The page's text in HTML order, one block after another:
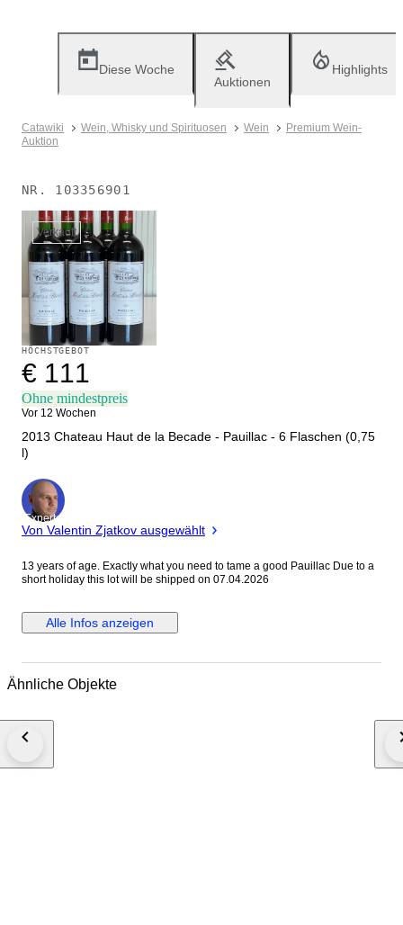
Diese Woche
Auktionen
Highlights
Catawiki Wein, Whisky und Spirituosen Wein
Premium Wein-
Auktion
NR. 103356901
Verkauft
HÖCHSTGEBOT
€ 111
Ohne mindestpreis
Vor 12 Wochen
2013 Chateau Haut de la Becade - Pauillac - 6 Flaschen (0,75
l)
Experte
Von Valentin Zjatkov ausgewählt
13 years of age. Exactly what you need to tame a good Pauillac Due to a
short holiday this lot will be shipped on 07.04.2026
Alle Infos anzeigen
Ähnliche Objekte